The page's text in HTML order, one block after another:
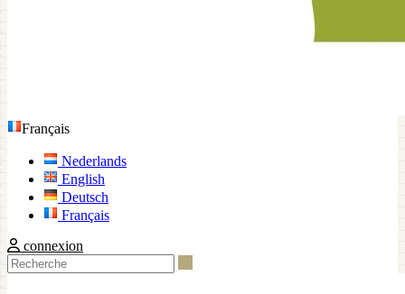
Français
Nederlands
English
Deutsch
Français
connexion